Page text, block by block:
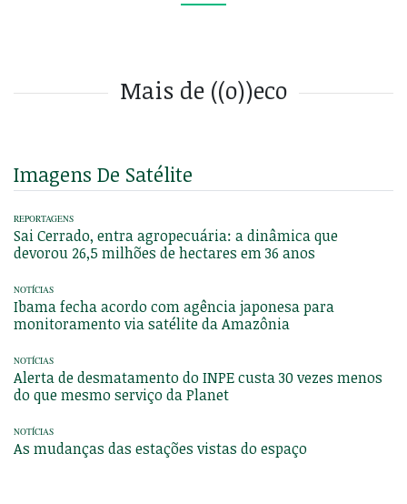
Mais de ((o))eco
Imagens De Satélite
REPORTAGENS
Sai Cerrado, entra agropecuária: a dinâmica que
devorou 26,5 milhões de hectares em 36 anos
NOTÍCIAS
Ibama fecha acordo com agência japonesa para
monitoramento via satélite da Amazônia
NOTÍCIAS
Alerta de desmatamento do INPE custa 30 vezes menos
do que mesmo serviço da Planet
NOTÍCIAS
As mudanças das estações vistas do espaço